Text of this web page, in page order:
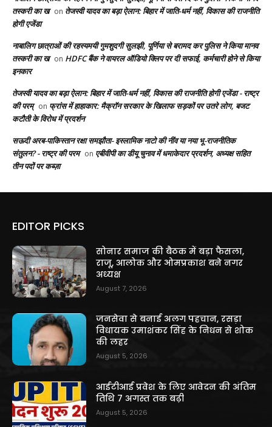
तस्करी का ख on तेजस्वी यादव का बड़ा ऐलान: बिहार में जाति-धर्म नहीं, विकास की राजनीति
होगी एजेंडा
नाबालिग छात्राओं की रहस्यमयी गुमशुदगी सुलझी, पूर्णिया से बरामद कर पुलिस ने किया मानव
तस्करी का ख on HDFC बैंक ने वायरल ऑडियो क्लिप पर दी सफाई, कर्मचारी होने से किया
इनकार
तेजस्वी यादव का बड़ा ऐलान: बिहार में जाति-धर्म नहीं, विकास की राजनीति होगी एजेंडा - राष्ट्र
की परम् on फ्रांस में हाहाकार: मैक्रॉन सरकार के खिलाफ सड़कों पर उतरे लोग, बजट
कटौती के विरोध में प्रदर्शन
सऊदी अरब-पाकिस्तान रक्षा समझौता- इस्लामिक नाटो की नींव या नया भू-राजनीतिक
संतुलन? - राष्ट्र की परम on एबीवीपी का डीयू चुनाव में धमाकेदार प्रदर्शन, अध्यक्ष सहित
तीन पदों पर कब्ज़ा
EDITOR PICKS
सोनार समाज की बैठक में बड़ा फैसला,
राजू, आलोक और ओमप्रकाश बने नगर
अध्यक्ष
August 7, 2026
जनसेवा से बनाई अलग पहचान, रसड़ा
विधायक उमाशंकर सिंह के निधन से शोक
की लहर
August 5, 2026
आईटीआई प्रवेश के लिए आवेदन की अंतिम
तिथि 7 अगस्त तक बढ़ी
August 5, 2026